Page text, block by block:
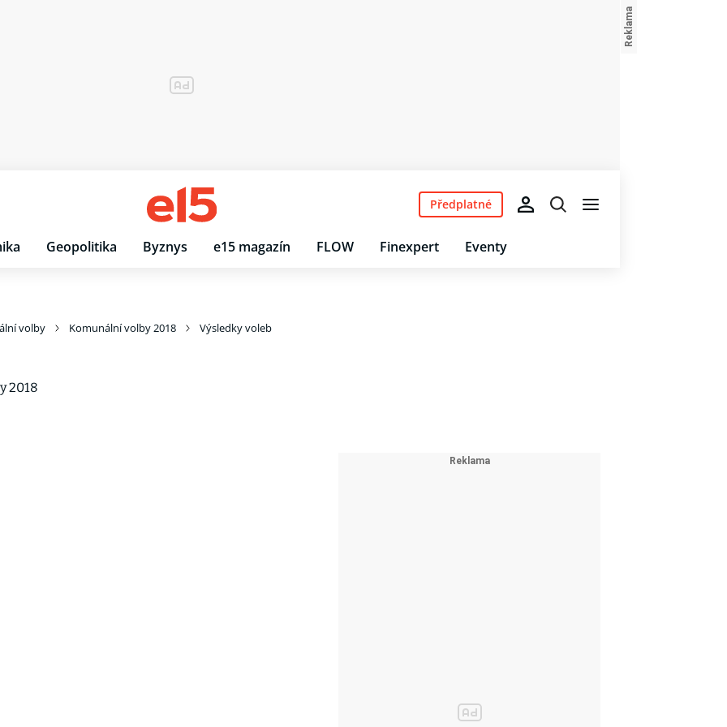
Geopolitika Byznys e15 magazín FLOW Finexpert Eventy
Předplatné
volby Komunální volby 2018 Výsledky voleb